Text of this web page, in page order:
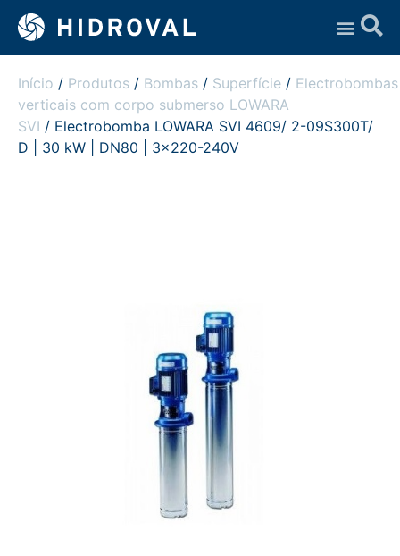
Início / Produtos / Bombas / Superfície / Electrobombas
verticais com corpo submerso LOWARA
SVI / Electrobomba LOWARA SVI 4609/ 2-09S300T/
D | 30 kW | DN80 | 3×220-240V